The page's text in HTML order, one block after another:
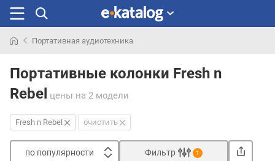
раньше
Портативная аудиотехника
Портативные колонки Fresh n
Rebel
цены на 2 модели
Fresh n Rebel очистить
по популярности Фильтр 1